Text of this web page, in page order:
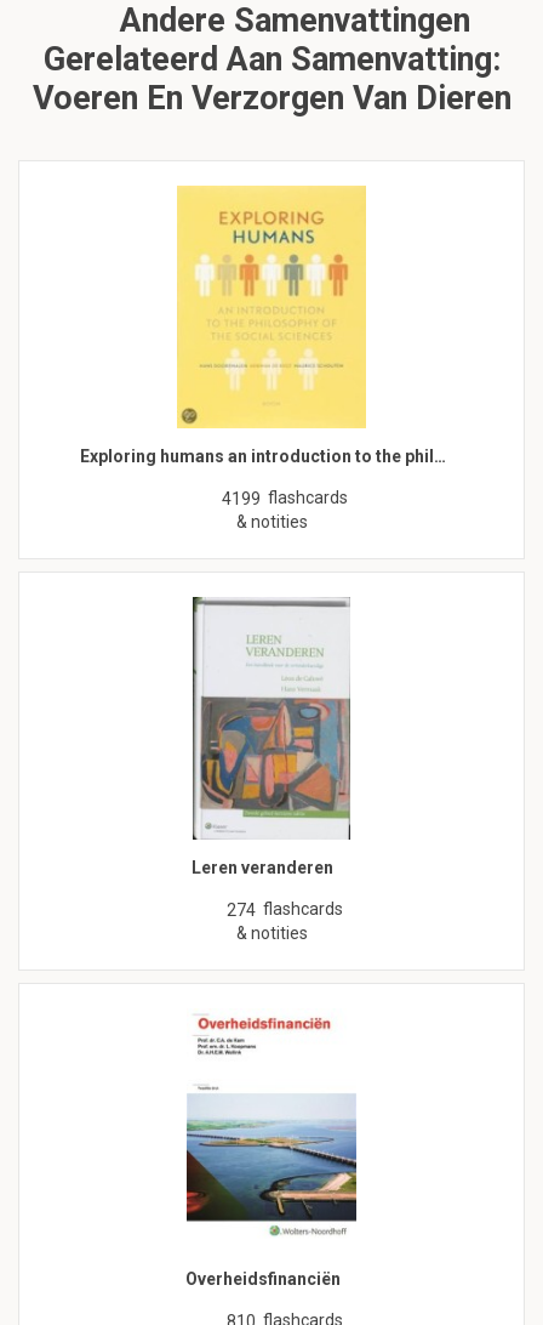
Andere Samenvattingen
Gerelateerd Aan Samenvatting:
Voeren En Verzorgen Van Dieren
Exploring humans an introduction to the phil…
4199 flashcards
& notities
Leren veranderen
274 flashcards
& notities
Overheidsfinanciën
flashcards